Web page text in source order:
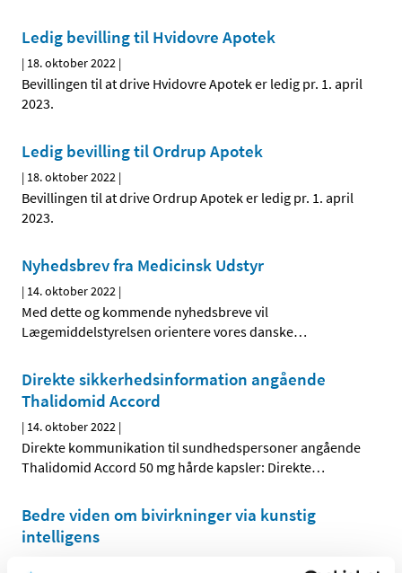
Ledig bevilling til Hvidovre Apotek
| 18. oktober 2022 |
Bevillingen til at drive Hvidovre Apotek er ledig pr. 1. april
2023.
Ledig bevilling til Ordrup Apotek
| 18. oktober 2022 |
Bevillingen til at drive Ordrup Apotek er ledig pr. 1. april
2023.
Nyhedsbrev fra Medicinsk Udstyr
| 14. oktober 2022 |
Med dette og kommende nyhedsbreve vil
Lægemiddelstyrelsen orientere vores danske…
Direkte sikkerhedsinformation angående
Thalidomid Accord
| 14. oktober 2022 |
Direkte kommunikation til sundhedspersoner angående
Thalidomid Accord 50 mg hårde kapsler: Direkte…
Bedre viden om bivirkninger via kunstig
intelligens